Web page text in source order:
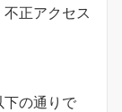
不正アクセス
下の通りで